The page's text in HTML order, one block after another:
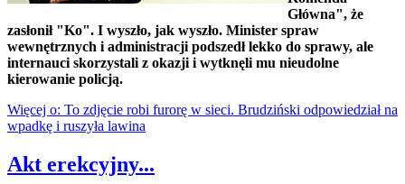
Główna", że
zasłonił "Ko". I wyszło, jak wyszło. Minister spraw
wewnętrznych i administracji podszedł lekko do sprawy, ale
internauci skorzystali z okazji i wytknęli mu nieudolne
kierowanie policją.
Więcej o: To zdjęcie robi furorę w sieci. Brudziński odpowiedział na
wpadkę i ruszyła lawina
Akt erekcyjny...